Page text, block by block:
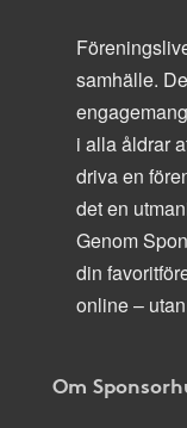
samhälle.
i alla åldrar
driva en
det en
Genom
din
online –
Om